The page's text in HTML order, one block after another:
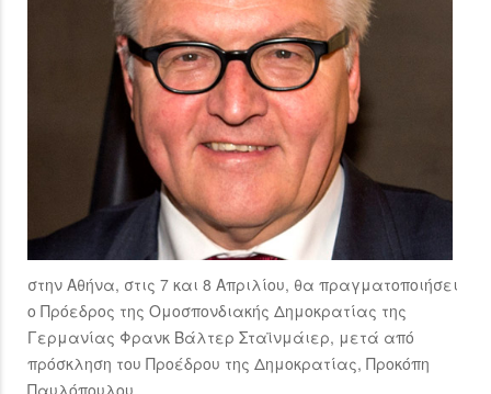
στην Αθήνα, στις 7 και 8 Απριλίου, θα πραγματοποιήσει
ο Πρόεδρος της Ομοσπονδιακής Δημοκρατίας της
Γερμανίας Φρανκ Βάλτερ Σταϊνμάιερ, μετά από
πρόσκληση του Προέδρου της Δημοκρατίας, Προκόπη